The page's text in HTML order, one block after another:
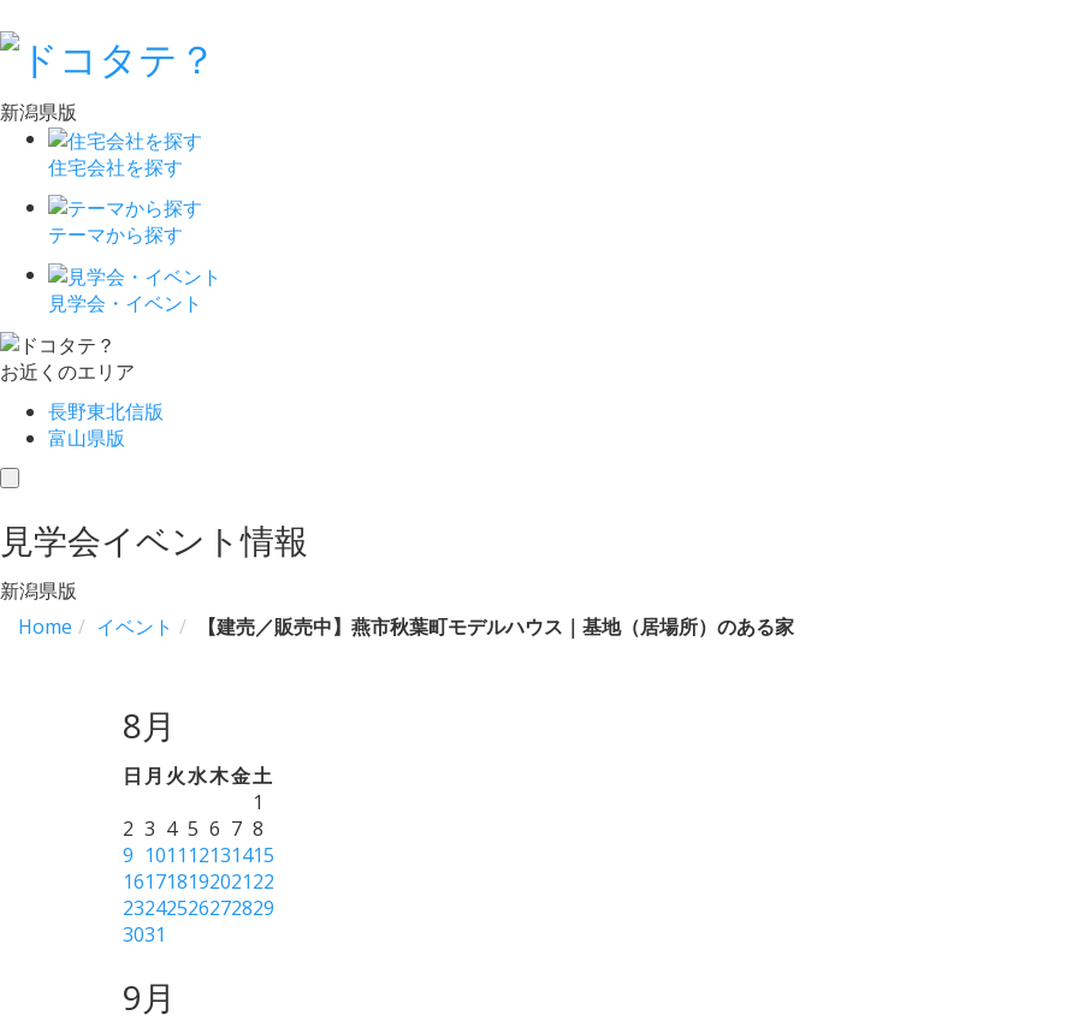
新潟県版
住宅会社を探す
テーマから探す
見学会・イベント
お近くのエリア
長野東北信版
富山県版
toggle
見学会イベント情報
新潟県版
Home
イベント 【建売／販売中】燕市秋葉町モデルハウス｜基地（居場所）のある家
8月
日 月 火水木金土
1
2 3 4 5 6 7 8
9 1011 12131415
16171819202122
23242526272829
3031
9月